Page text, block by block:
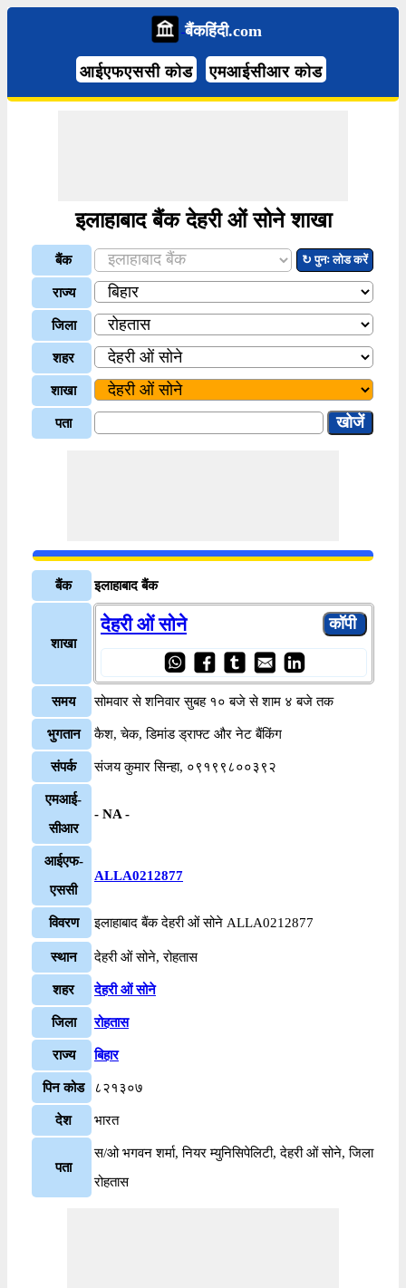
बैंकहिंदी.com
आईएफएससी कोड एमआईसीआर कोड
इलाहाबाद बैंक देहरी ओं सोने शाखा
बैंक ↻ पुनः लोड करें
राज्य
जिला
शहर
शाखा
पता
बैंक इलाहाबाद बैंक
शाखा
देहरी ओं सोने
समय सोमवार से शनिवार सुबह १० बजे से शाम ४ बजे तक
भुगतान कैश, चेक, डिमांड ड्राफ्ट और नेट बैंकिंग
संपर्क संजय कुमार सिन्हा, ०९१९९८००३९२
एमआई-
सीआर
- NA -
आईएफ-
एससी
ALLA0212877
विवरण इलाहाबाद बैंक देहरी ओं सोने ALLA0212877
स्थान देहरी ओं सोने, रोहतास
शहर देहरी ओं सोने
जिला रोहतास
राज्य बिहार
पिन कोड ८२१३०७
देश भारत
पता
स/ओ भगवन शर्मा, नियर म्युनिसिपेलिटी, देहरी ओं सोने, जिला
रोहतास